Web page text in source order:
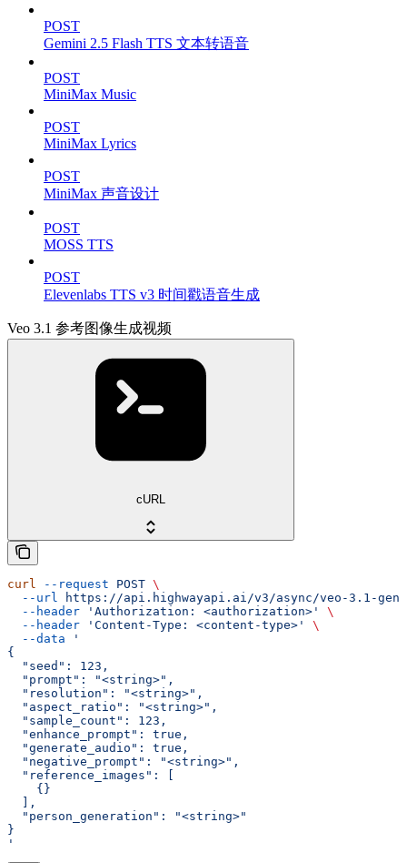
POST
Gemini 2.5 Flash TTS 文本转语音
POST
MiniMax Music
POST
MiniMax Lyrics
POST
MiniMax 声音设计
POST
MOSS TTS
POST
Elevenlabs TTS v3 时间戳语音生成
Veo 3.1 参考图像生成视频
cURL
curl --request POST \
  --url
https://api.highwayapi.ai/v3/async/veo-3.1-
  --header
'Authorization: <authorization>'
\
  --header
'Content-Type: <content-type>'
\
  --data
'
{
  "seed": 123,
  "prompt": "<string>",
  "resolution": "<string>",
  "aspect_ratio": "<string>",
  "sample_count": 123,
  "enhance_prompt": true,
  "generate_audio": true,
  "negative_prompt": "<string>",
  "reference_images": [
    {}
  ],
  "person_generation": "<string>"
}
'